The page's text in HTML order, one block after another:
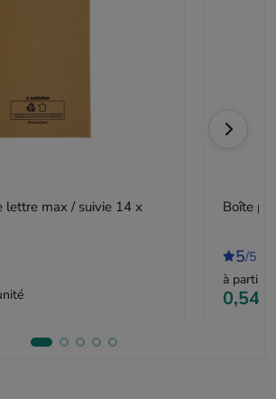
lettre max / suivie 14 x
Boîte
5/5
à partir
0,54 €